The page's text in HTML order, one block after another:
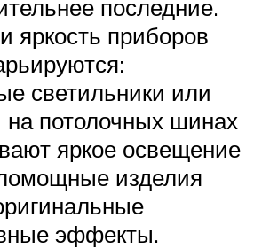
последние.
яркость приборов
светильники или
на потолочных шинах
яркое освещение
изделия
эффекты.